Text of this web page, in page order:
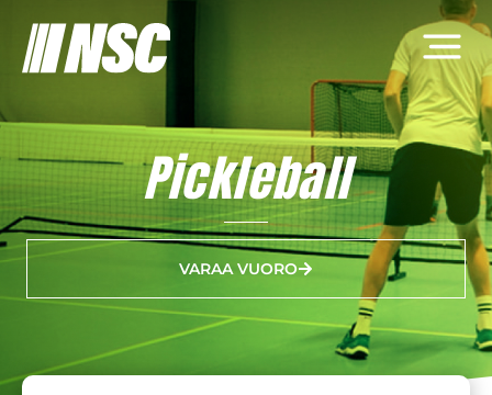
Pickleball
VARAA VUORO